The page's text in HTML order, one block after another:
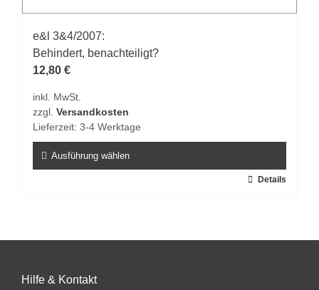
Varianten
auf.
Die
Optionen
auf
der
gewählt
werden
e&l 3&4/2007:
Behindert, benachteiligt?
12,80 €
inkl. MwSt.
zzgl. Versandkosten
Lieferzeit: 3-4 Werktage
Ausführung wählen
Die
Details
Hilfe & Kontakt